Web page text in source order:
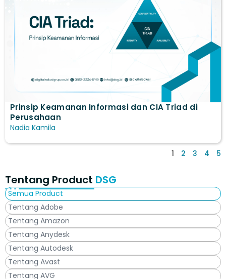
Prinsip Keamanan Informasi dan CIA Triad di
Perusahaan
Nadia Kamila
1 2 3 4 5
Tentang Product DSG
Tentang Adobe
Tentang Amazon
Tentang Anydesk
Tentang Autodesk
Tentang Avast
Tentang AVG
Semua Product